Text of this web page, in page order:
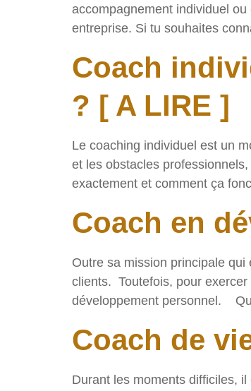
accompagnement individuel
entreprise. Si tu souhaites
Coach
? [ A LIRE ]
Le coaching individuel est un
et les obstacles
exactement et comment ça
Coach en
Outre sa mission principale
clients. Toutefois, pour exercer
développement personnel.
Coach de
Durant les moments difficiles,